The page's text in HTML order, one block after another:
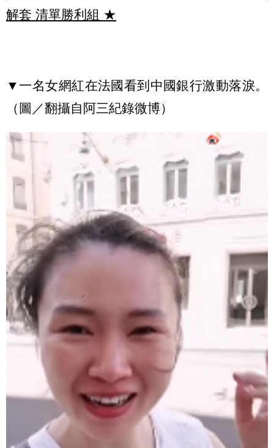
解套 清單勝利組 ★
▼一名女網紅在法國看到中國銀行激動落淚。
（圖／翻攝自阿三紀錄微博）